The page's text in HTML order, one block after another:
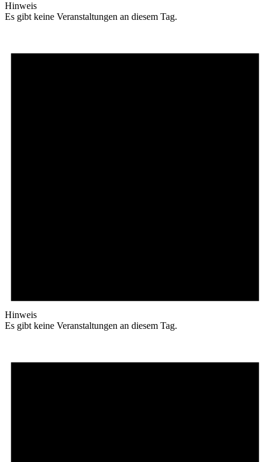
Hinweis
Es gibt keine Veranstaltungen an diesem Tag.
Hinweis
Es gibt keine Veranstaltungen an diesem Tag.